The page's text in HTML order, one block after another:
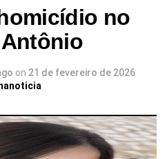
no
on 21 de fevereiro de 2026